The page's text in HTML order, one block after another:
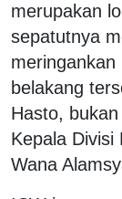
merupakan
sepatutnya
belakang
Hasto,
Kepala Divisi
Wana